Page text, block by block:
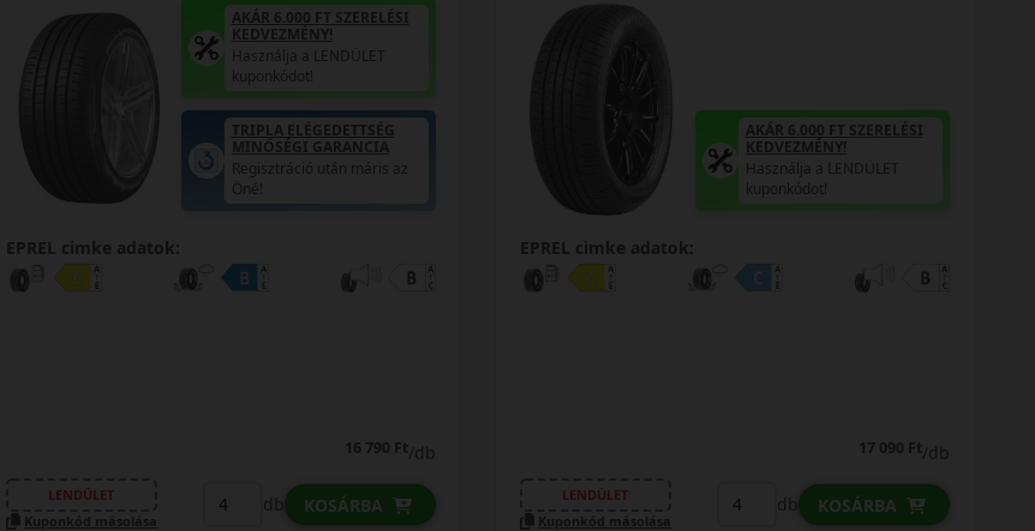
AKÁR 6.000 FT SZERELÉSI
KEDVEZMÉNY!
Használja a LENDÜLET
kuponkódot!
TRIPLA ELÉGEDETTSÉG
MINŐSÉGI GARANCIA
Regisztráció után máris az
Öné!
EPREL cimke adatok:
16 790 Ft/db
LENDÜLET
Kuponkód másolása
db KOSÁRBA
AKÁR 6.000 FT SZERELÉSI
KEDVEZMÉNY!
Használja a LENDÜLET
kuponkódot!
EPREL cimke adatok:
17 090 Ft/db
LENDÜLET
Kuponkód másolása
db KOSÁRBA